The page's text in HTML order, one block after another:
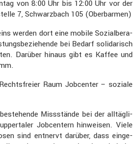
von 8:00 Uhr bis 12:00 Uhr vor der
7, Schwarz­bach 105 (Oberbarmen)
werden dort eine mobile Sozial­be­ra­
bei Bedarf solida­risch
Darüber hinaus gibt es Kaffee und
Raum Jobcenter – soziale
Missstände bei der alltäg­li­
Jobcen­tern hinweisen. Viele
sind entnervt darüber, dass einge­